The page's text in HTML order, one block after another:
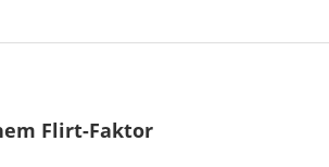
Flirt-Faktor